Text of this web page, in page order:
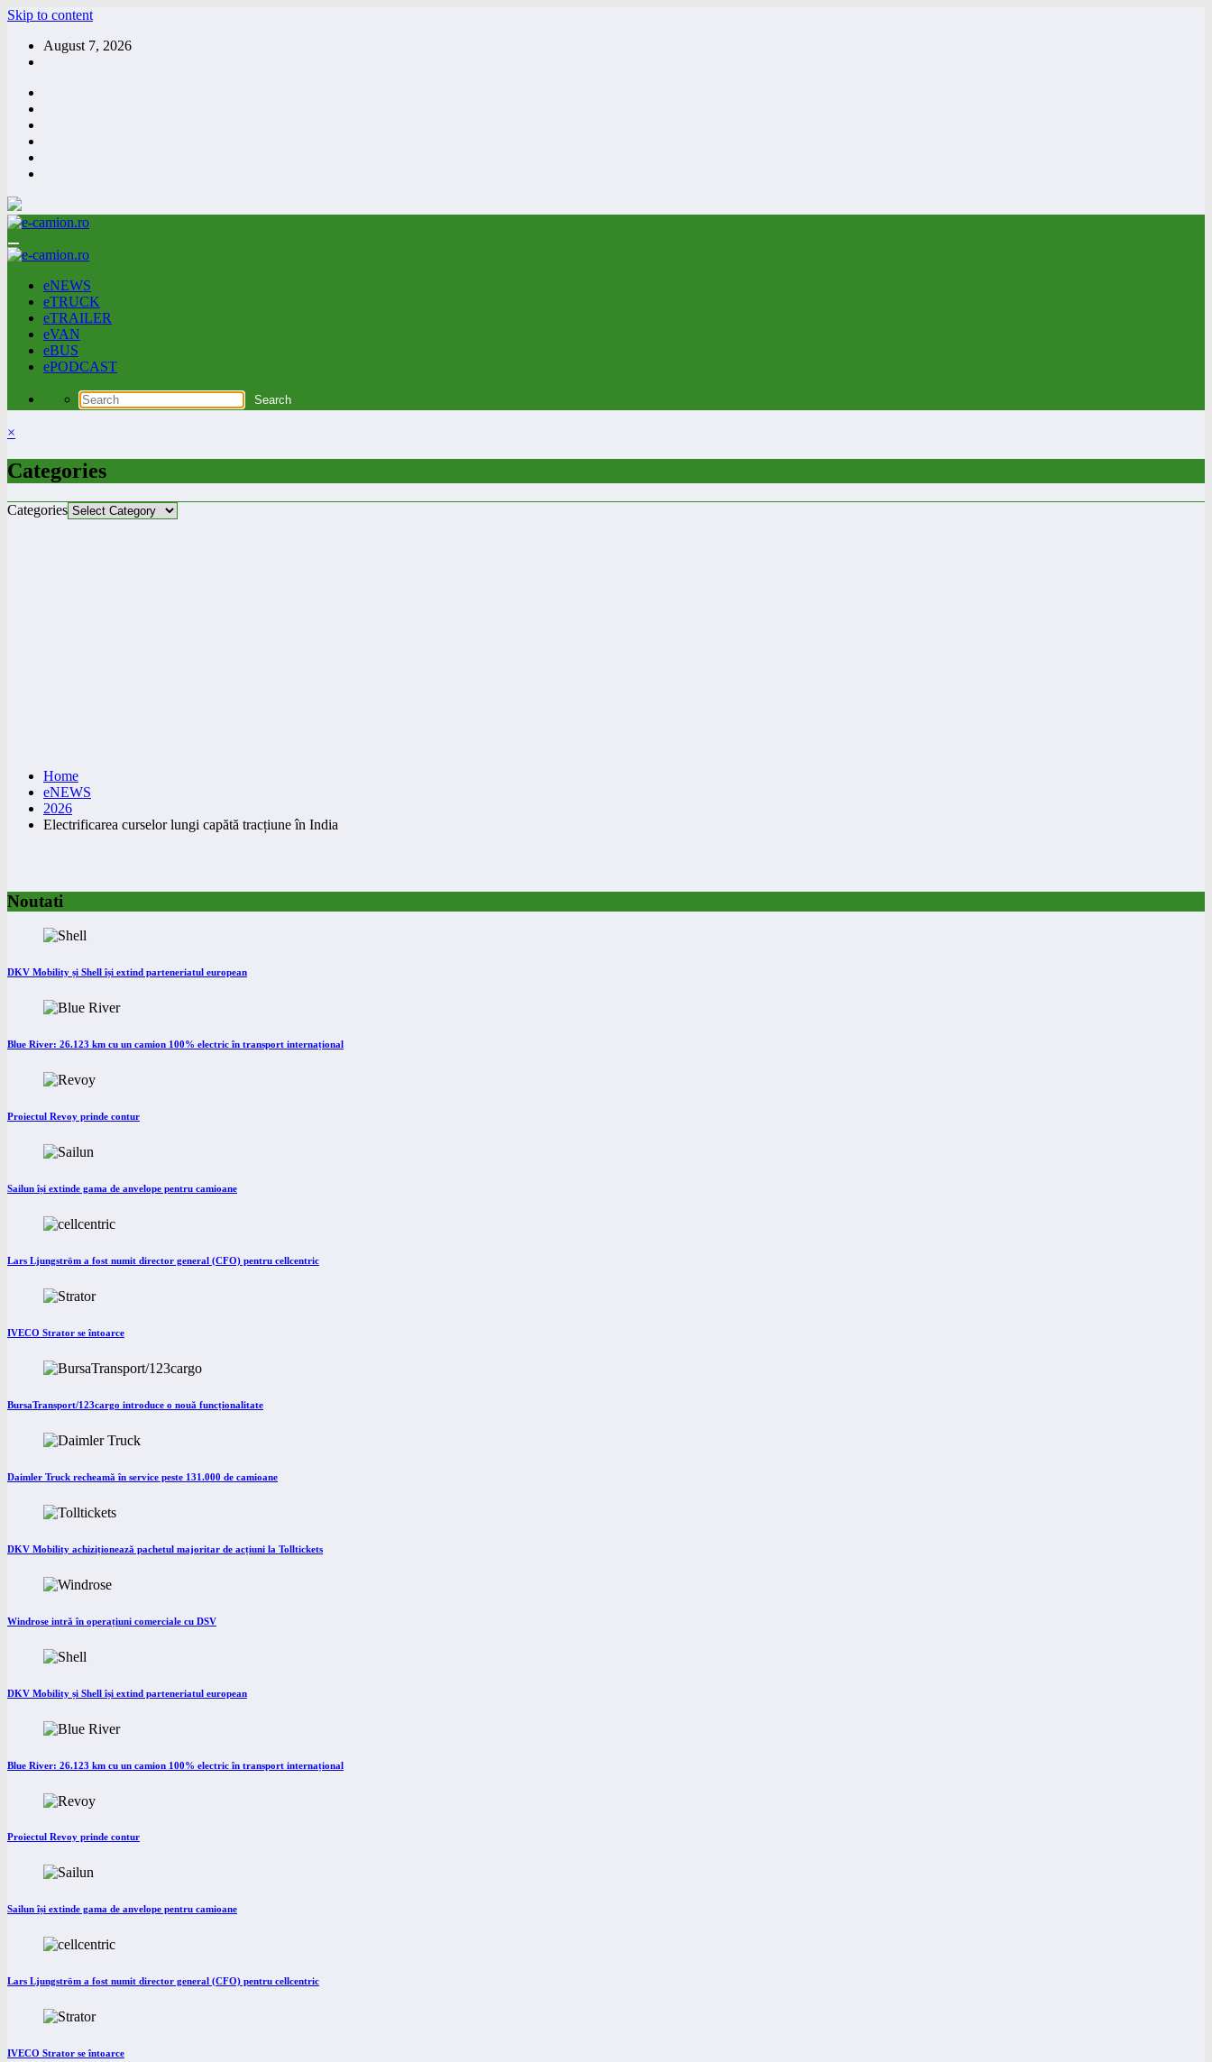
Skip to content
August 7, 2026
eNEWS
eTRUCK
eTRAILER
eVAN
eBUS
ePODCAST
×
Categories
Categories
Home
eNEWS
2026
Electrificarea curselor lungi capătă tracțiune în India
Noutati
DKV Mobility și Shell își extind parteneriatul european
Blue River: 26.123 km cu un camion 100% electric în transport internațional
Proiectul Revoy prinde contur
Sailun își extinde gama de anvelope pentru camioane
Lars Ljungström a fost numit director general (CFO) pentru cellcentric
IVECO Strator se întoarce
BursaTransport/123cargo introduce o nouă funcționalitate
Daimler Truck recheamă în service peste 131.000 de camioane
DKV Mobility achiziționează pachetul majoritar de acțiuni la Tolltickets
Windrose intră în operațiuni comerciale cu DSV
DKV Mobility și Shell își extind parteneriatul european
Blue River: 26.123 km cu un camion 100% electric în transport internațional
Proiectul Revoy prinde contur
Sailun își extinde gama de anvelope pentru camioane
Lars Ljungström a fost numit director general (CFO) pentru cellcentric
IVECO Strator se întoarce